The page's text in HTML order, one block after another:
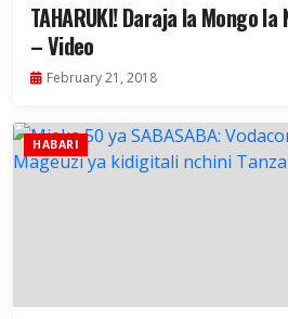
TAHARUKI! Daraja la Mongo
– Video
February 21, 2018
HABARI